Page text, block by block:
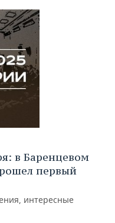
в Баренцевом
первый
интересные